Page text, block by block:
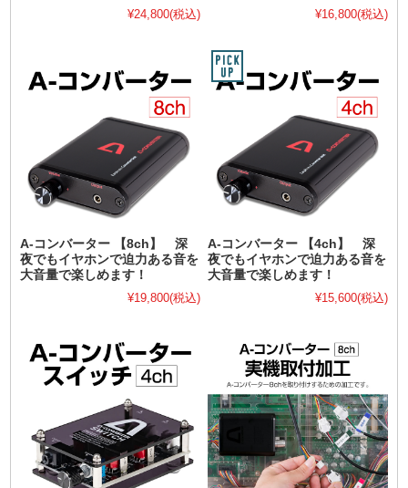
¥24,800(税込)
¥16,800(税込)
A-コンバーター 【8ch】 深
夜でもイヤホンで迫力ある音を
大音量で楽しめます！
¥19,800(税込)
A-コンバーター 【4ch】 深
夜でもイヤホンで迫力ある音を
大音量で楽しめます！
¥15,600(税込)